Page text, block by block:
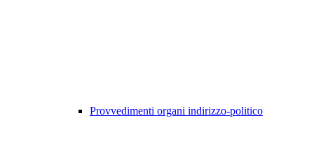
Provvedimenti organi indirizzo-politico